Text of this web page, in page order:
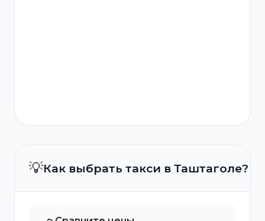
💡Как выбрать такси в Таштаголе?